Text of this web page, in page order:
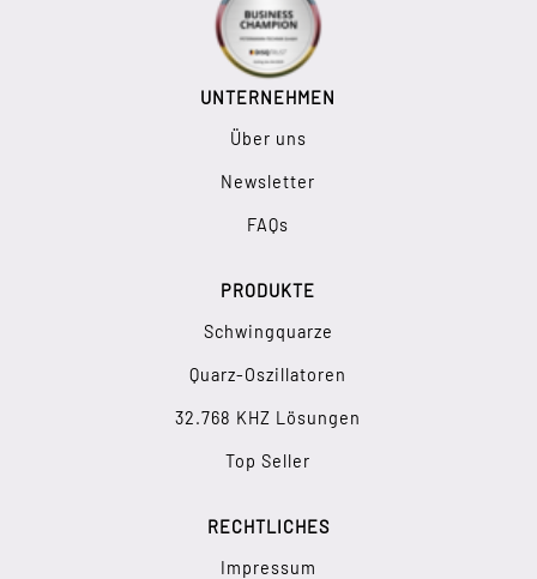
UNTERNEHMEN
Über uns
Newsletter
FAQs
PRODUKTE
Schwingquarze
Quarz-Oszillatoren
32.768 KHZ Lösungen
Top Seller
RECHTLICHES
Impressum